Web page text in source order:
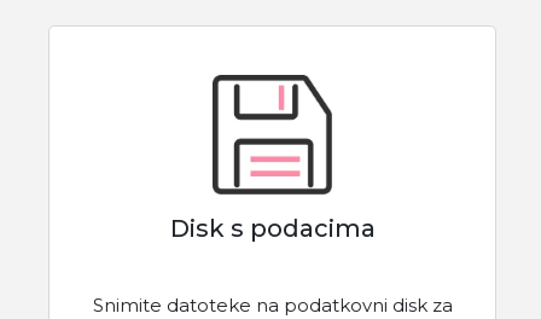
Disk s podacima
Snimite datoteke na podatkovni disk za